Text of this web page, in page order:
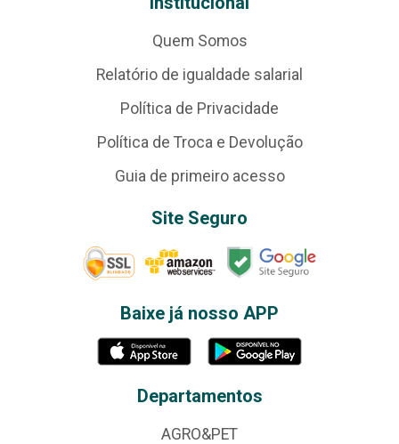
Quem Somos
Relatório de igualdade salarial
Política de Privacidade
Política de Troca e Devolução
Guia de primeiro acesso
Site Seguro
Baixe já nosso APP
Departamentos
AGRO&PET